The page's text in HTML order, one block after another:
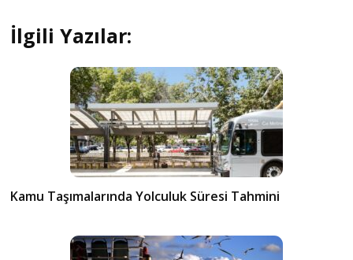
İlgili Yazılar:
Kamu Taşımalarında Yolculuk Süresi Tahmini